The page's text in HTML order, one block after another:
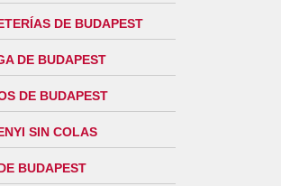
DE BUDAPEST
DE BUDAPEST
DE BUDAPEST
SIN COLAS
BUDAPEST